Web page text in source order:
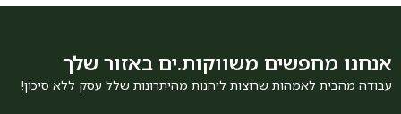
אנחנו מחפשים משווקות.ים באזור שלך
עבודה מהבית לאמהות שרוצות ליהנות מהיתרונות שלל עסק ללא סיכון!